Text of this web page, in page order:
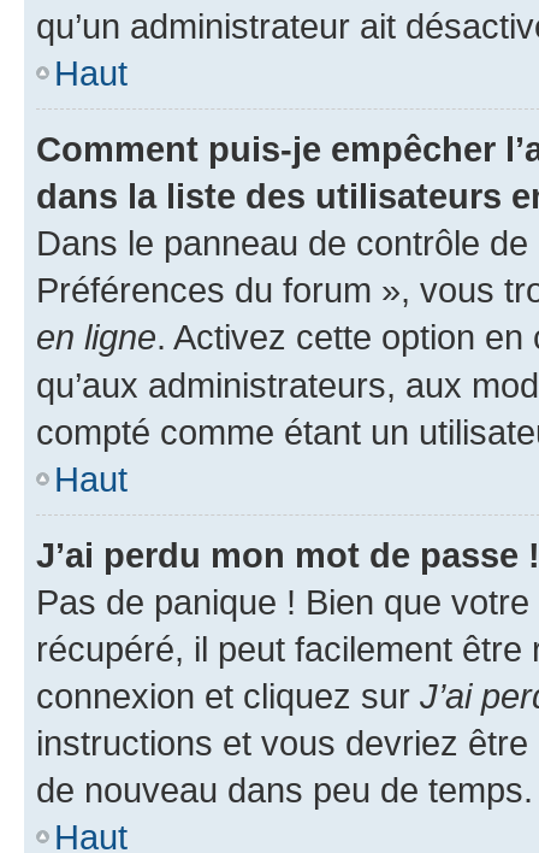
qu’un administrateur ait
Haut
Comment puis-je empêcher
dans la liste des utilisateurs
Dans le panneau de contrôle
Préférences du forum », vous
en ligne. Activez cette option
qu’aux administrateurs, aux
compté comme étant un
Haut
J’ai perdu mon mot de passe !
Pas de panique ! Bien que
récupéré, il peut facilement
connexion et cliquez sur J’ai
instructions et vous devriez
de nouveau dans peu de temps.
Haut